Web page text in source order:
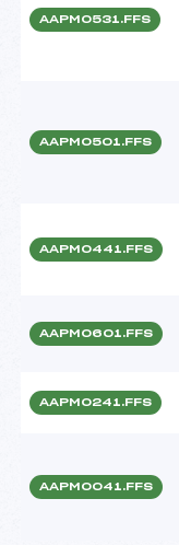
AAPM0531.FFS
AAPM0501.FFS
AAPM0441.FFS
AAPM0601.FFS
AAPM0241.FFS
AAPM0041.FFS